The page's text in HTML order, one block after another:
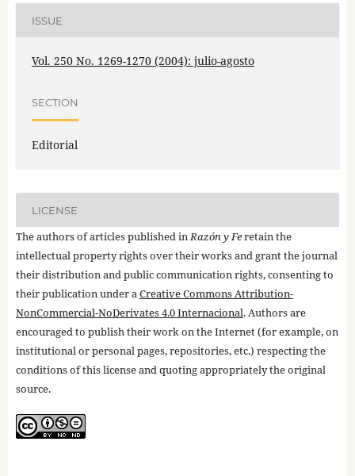
ISSUE
Vol. 250 No. 1269-1270 (2004): julio-agosto
SECTION
Editorial
LICENSE
The authors of articles published inRazón y Feretain the
intellectual property rights over their works and grant the journal
their distribution and public communication rights, consenting to
their publication under aCreative Commons Attribution-
NonCommercial-NoDerivates 4.0 Internacional. Authors are
encouraged to publish their work on the Internet (for example, on
institutional or personal pages, repositories, etc.) respecting the
conditions of this license and quoting appropriately the original
source.